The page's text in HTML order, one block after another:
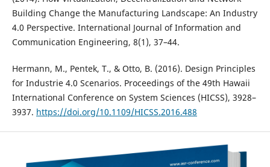
Building Change the Manufacturing Landscape: An Industry
4.0 Perspective. International Journal of Information and
Communication Engineering, 8(1), 37–44.
Hermann, M., Pentek, T., & Otto, B. (2016). Design Principles
for Industrie 4.0 Scenarios. Proceedings of the 49th Hawaii
International Conference on System Sciences (HICSS), 3928–
3937. https://doi.org/10.1109/HICSS.2016.488